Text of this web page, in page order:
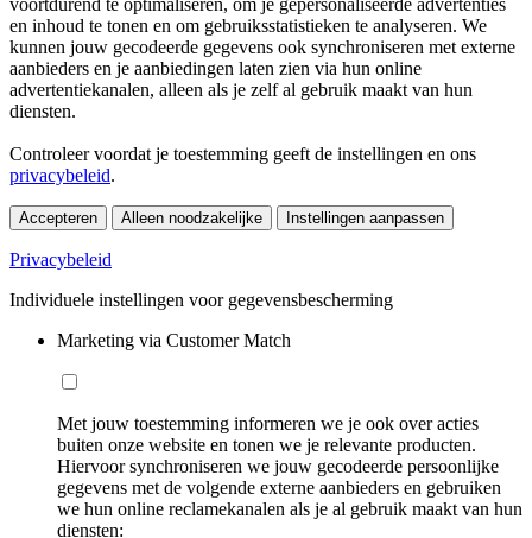
voortdurend te optimaliseren, om je gepersonaliseerde advertenties
en inhoud te tonen en om gebruiksstatistieken te analyseren. We
kunnen jouw gecodeerde gegevens ook synchroniseren met externe
aanbieders en je aanbiedingen laten zien via hun online
advertentiekanalen, alleen als je zelf al gebruik maakt van hun
diensten.
Controleer voordat je toestemming geeft de instellingen en ons
privacybeleid.
Accepteren Alleen noodzakelijke Instellingen aanpassen
Privacybeleid
Individuele instellingen voor gegevensbescherming
Marketing via Customer Match
Met jouw toestemming informeren we je ook over acties
buiten onze website en tonen we je relevante producten.
Hiervoor synchroniseren we jouw gecodeerde persoonlijke
gegevens met de volgende externe aanbieders en gebruiken
we hun online reclamekanalen als je al gebruik maakt van hun
diensten: